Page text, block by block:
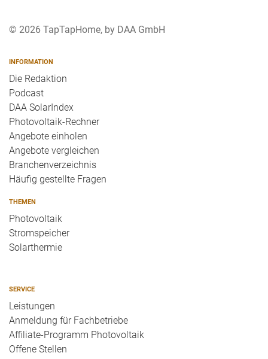
© 2026 TapTapHome, by DAA GmbH
INFORMATION
Die Redaktion
Podcast
DAA SolarIndex
Photovoltaik-Rechner
Angebote einholen
Angebote vergleichen
Branchenverzeichnis
Häufig gestellte Fragen
THEMEN
Photovoltaik
Stromspeicher
Solarthermie
SERVICE
Leistungen
Anmeldung für Fachbetriebe
Affiliate-Programm Photovoltaik
Offene Stellen